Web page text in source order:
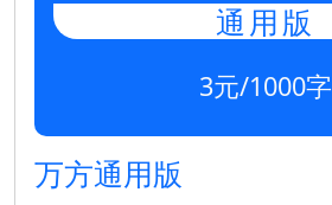
通用版
3元/1000字
万方通用版